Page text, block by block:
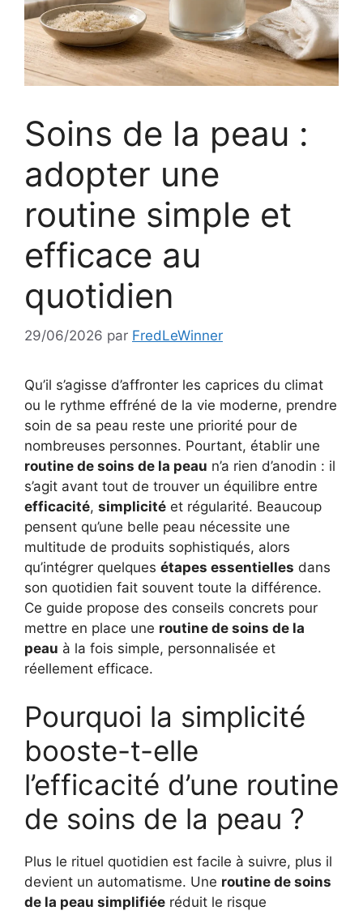
Soins de la peau :
adopter une
routine simple et
efficace au
quotidien
29/06/2026 par FredLeWinner
Qu’il s’agisse d’affronter les caprices du climat
ou le rythme effréné de la vie moderne, prendre
soin de sa peau reste une priorité pour de
nombreuses personnes. Pourtant, établir une
routine de soins de la peau n’a rien d’anodin : il
s’agit avant tout de trouver un équilibre entre
efficacité, simplicité et régularité. Beaucoup
pensent qu’une belle peau nécessite une
multitude de produits sophistiqués, alors
qu’intégrer quelques étapes essentielles dans
son quotidien fait souvent toute la différence.
Ce guide propose des conseils concrets pour
mettre en place une routine de soins de la
peau à la fois simple, personnalisée et
réellement efficace.
Pourquoi la simplicité
booste-t-elle
l’efficacité d’une routine
de soins de la peau ?
Plus le rituel quotidien est facile à suivre, plus il
devient un automatisme. Une routine de soins
de la peau simplifiée réduit le risque